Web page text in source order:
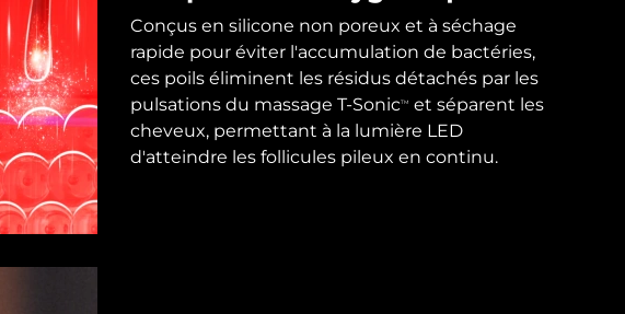
Conçus en silicone non poreux et à séchage
rapide pour éviter l'accumulation de bactéries,
ces poils éliminent les résidus détachés par les
pulsations du massage T-SonicTM
et séparent les
cheveux, permettant à la lumière LED
d'atteindre les follicules pileux en continu.